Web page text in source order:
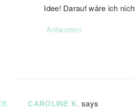
Idee! Darauf wäre ich
Antworten
CAROLINE K. says